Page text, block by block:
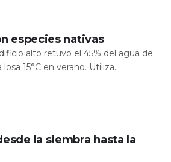
especies nativas
alto retuvo el 45% del agua de
15°C en verano. Utiliza...
la siembra hasta la